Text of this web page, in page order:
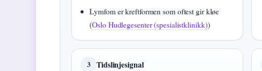
Lymfom er kreftformen som oftest gir kløe
(Oslo Hudlegesenter (spesialistklinikk))
3 Tidslinjesignal